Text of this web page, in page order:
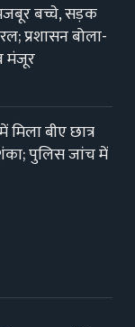
बच्चे, सड़क
प्रशासन बोला-
मंजूर
बीए छात्र
पुलिस जांच में